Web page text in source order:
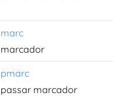
marc
marcador
pmarc
passar marcador